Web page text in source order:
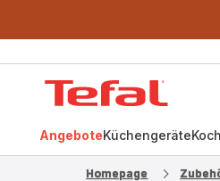
AngeboteKüchengeräte
Homepage